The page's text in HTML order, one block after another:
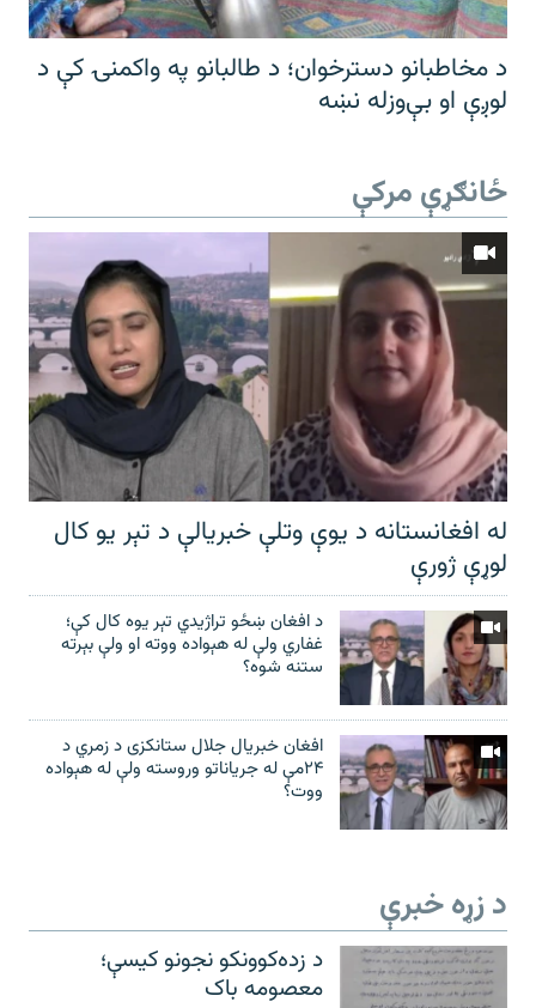
د مخاطبانو دسترخوان؛ د طالبانو په واکمنۍ کې د
لوږې او بې‌وزله نښه
ځانګړې مرکې
له افغانستانه د یوې وتلې خبریالې د تېر يو کال
لوړې ژورې
د افغان ښځو تراژیدي تېر یوه کال کې؛
غفاري ولې له هېواده ووته او ولې بېرته
ستنه شوه؟
افغان خبریال جلال ستانکزی د زمري د
۲۴مې له جریاناتو وروسته ولې له هېواده
ووت؟
د زړه خبرې
د زده‌کوونکو نجونو کیسې؛
معصومه باک